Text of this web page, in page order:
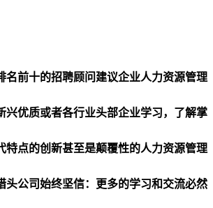
名前十的招聘顾问建议企业人力资源管理
兴优质或者各行业头部企业学习，了解掌
特点的创新甚至是颠覆性的人力资源管理
头公司始终坚信：更多的学习和交流必然